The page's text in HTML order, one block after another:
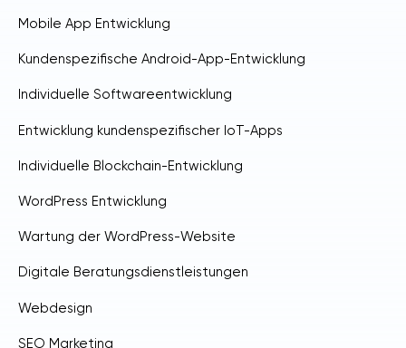
Mobile App Entwicklung
Kundenspezifische Android-App-Entwicklung
Individuelle Softwareentwicklung
Entwicklung kundenspezifischer IoT-Apps
Individuelle Blockchain-Entwicklung
WordPress Entwicklung
Wartung der WordPress-Website
Digitale Beratungsdienstleistungen
Webdesign
SEO Marketing